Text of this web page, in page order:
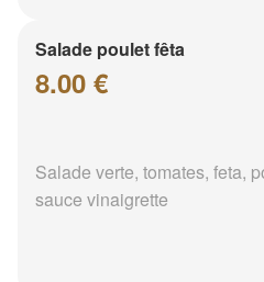
Salade poulet fêta
8.00 €
Salade verte, tomates, feta,
sauce vinaigrette